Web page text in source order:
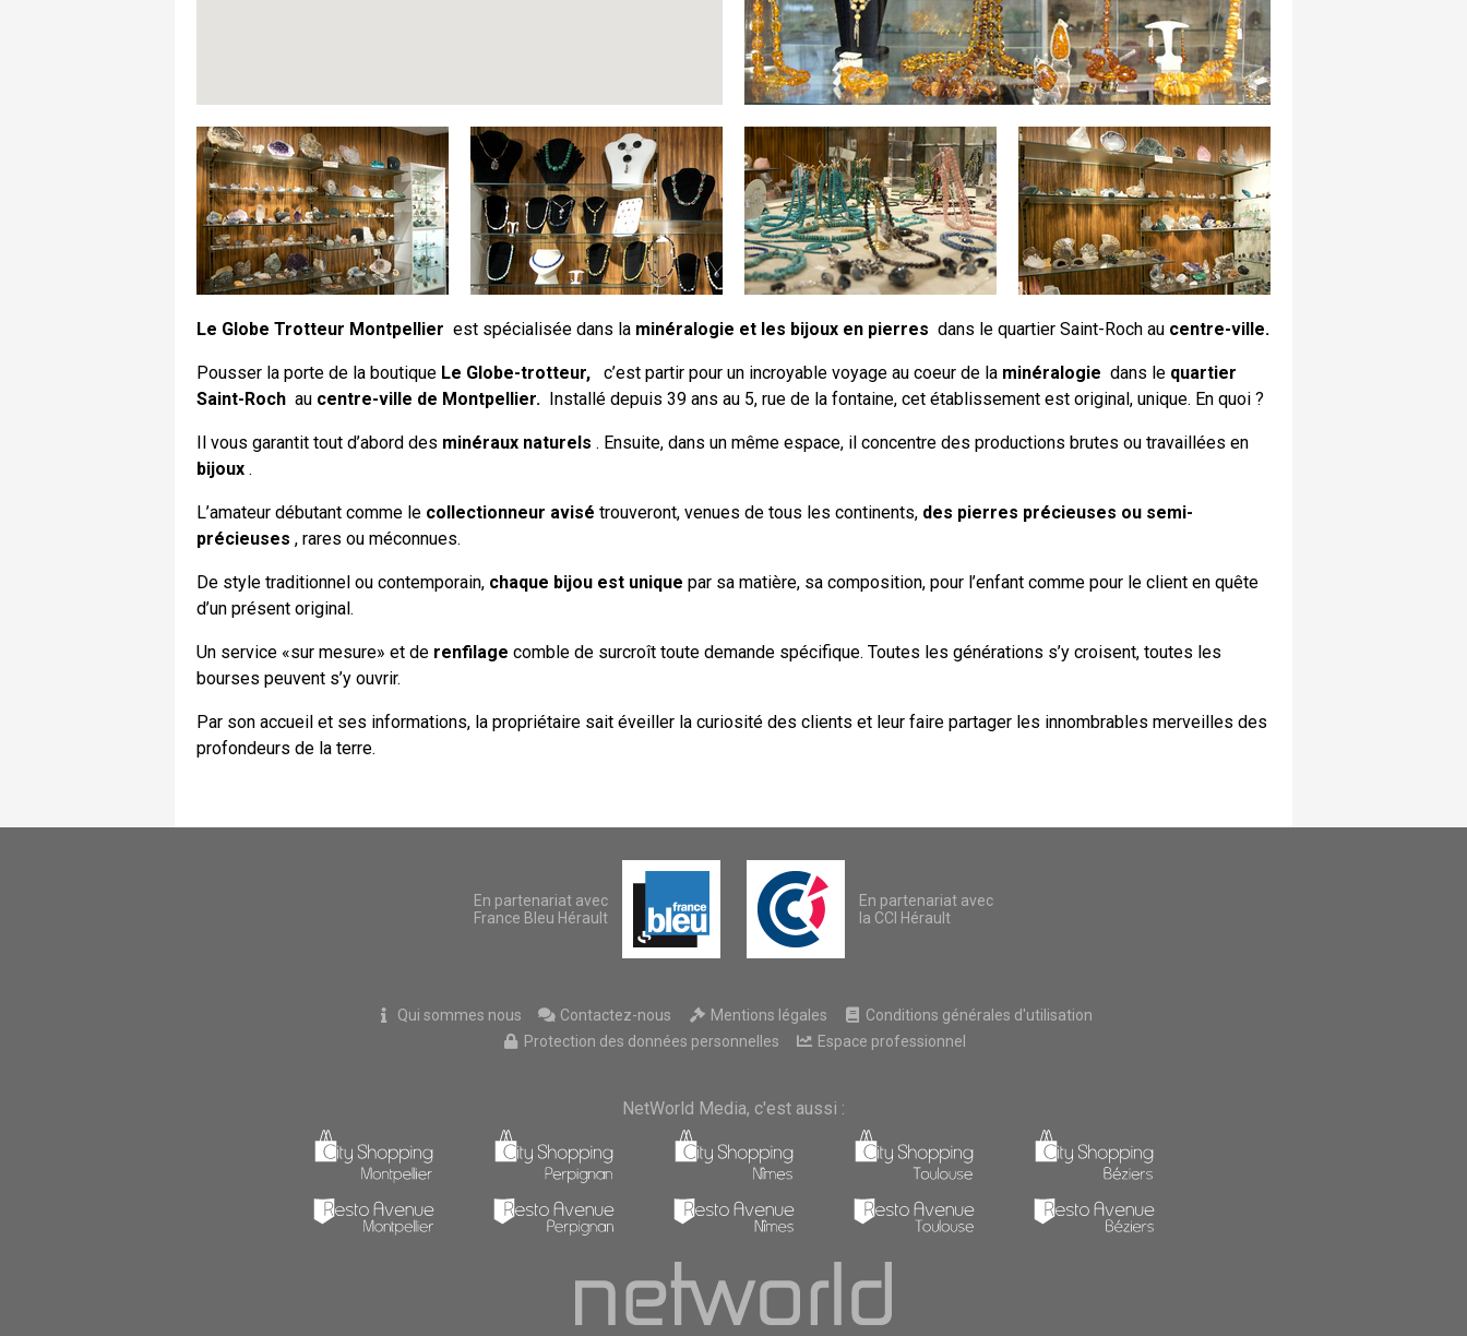
Le Globe Trotteur Montpellier est spécialisée dans la minéralogie et les bijoux en pierres dans le quartier Saint-Roch au centre-ville.
Pousser la porte de la boutique Le Globe-trotteur, c’est partir pour un incroyable voyage au coeur de la minéralogie dans le quartier
Saint-Roch au centre-ville de Montpellier. Installé depuis 39 ans au 5, rue de la fontaine, cet établissement est original, unique. En quoi ?
Il vous garantit tout d’abord des minéraux naturels . Ensuite, dans un même espace, il concentre des productions brutes ou travaillées en
bijoux .
L’amateur débutant comme le collectionneur avisé trouveront, venues de tous les continents, des pierres précieuses ou semi-
précieuses , rares ou méconnues.
De style traditionnel ou contemporain, chaque bijou est unique par sa matière, sa composition, pour l’enfant comme pour le client en quête
d’un présent original.
Un service «sur mesure» et de renfilage comble de surcroît toute demande spécifique. Toutes les générations s’y croisent, toutes les
bourses peuvent s’y ouvrir.
Par son accueil et ses informations, la propriétaire sait éveiller la curiosité des clients et leur faire partager les innombrables merveilles des
profondeurs de la terre.
En partenariat avec
France Bleu Hérault
En partenariat avec
la CCI Hérault
Qui sommes nous Contactez-nous Mentions légales
Conditions générales d'utilisation
Protection des données personnelles
Espace professionnel
NetWorld Media, c'est aussi :